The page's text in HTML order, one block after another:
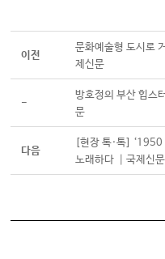
이전
문화예술형 도시로
제신문
-
방호정의 부산 힙스
문
다음
[현장 톡·톡]
노래하다 ┃국제신문